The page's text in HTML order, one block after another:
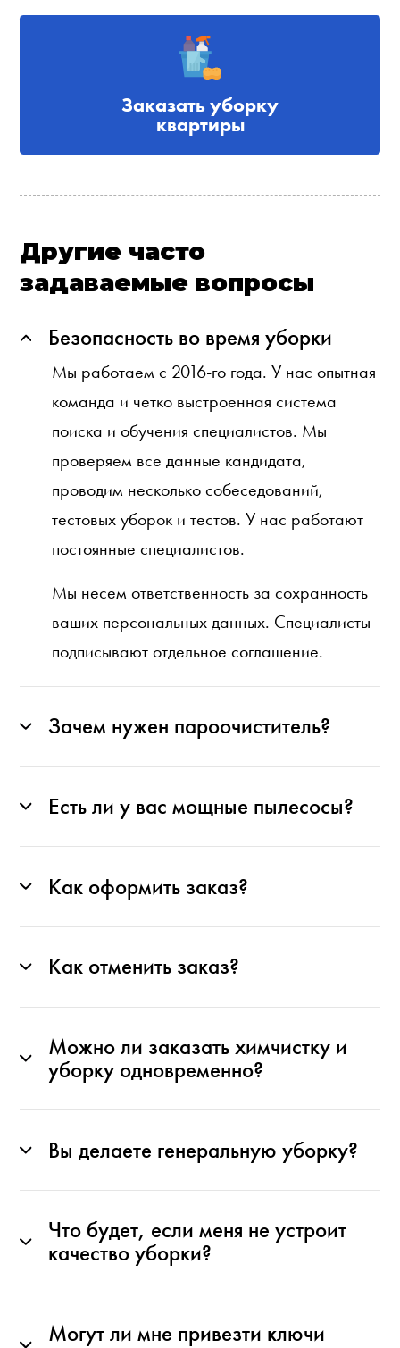
Заказать уборку
квартиры
Другие часто
задаваемые вопросы
Безопасность во время уборки
Мы работаем с 2016-го года. У нас опытная
команда и четко выстроенная система
поиска и обучения специалистов. Мы
проверяем все данные кандидата,
проводим несколько собеседований,
тестовых уборок и тестов. У нас работают
постоянные специалистов.
Мы несем ответственность за сохранность
ваших персональных данных. Специалисты
подписывают отдельное соглашение.
Зачем нужен пароочиститель?
Есть ли у вас мощные пылесосы?
Как оформить заказ?
Как отменить заказ?
Можно ли заказать химчистку и
уборку одновременно?
Вы делаете генеральную уборку?
Что будет, если меня не устроит
качество уборки?
Могут ли мне привезти ключи